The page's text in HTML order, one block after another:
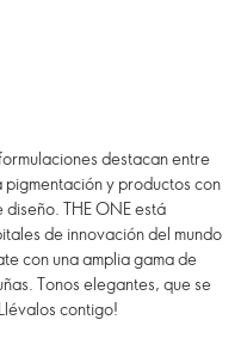
destacan entre
y productos con
THE ONE está
de innovación del mundo
con una amplia gama de
Tonos elegantes, que se
contigo!